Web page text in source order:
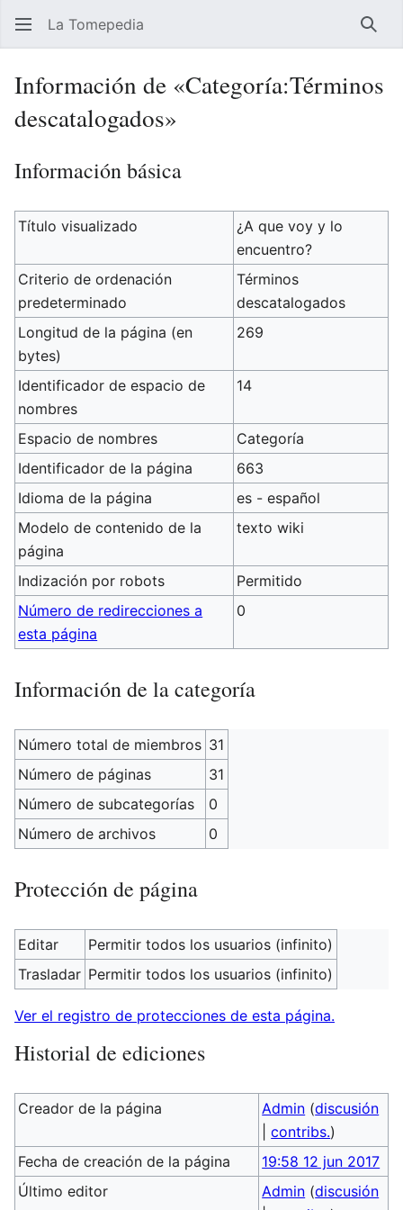
La Tomepedia
Información de «Categoría:Términos
descatalogados»
Información básica
Título visualizado
¿A que voy y lo
encuentro?
Criterio de ordenación
predeterminado
Términos
descatalogados
Longitud de la página (en
bytes)
269
Identificador de espacio de
nombres
14
Espacio de nombres
Categoría
Identificador de la página
663
Idioma de la página
es - español
Modelo de contenido de la
página
texto wiki
Indización por robots
Permitido
Número de redirecciones a
esta página
0
Información de la categoría
Número total de miembros 31
Número de páginas
31
Número de subcategorías
0
Número de archivos
0
Protección de página
Editar
Permitir todos los usuarios (infinito)
Trasladar Permitir todos los usuarios (infinito)
Ver el registro de protecciones de esta página.
Historial de ediciones
Creador de la página Admin (discusión
|contribs.)
Fecha de creación de la página
19:58 12 jun 2017
Último editor
Admin (discusión